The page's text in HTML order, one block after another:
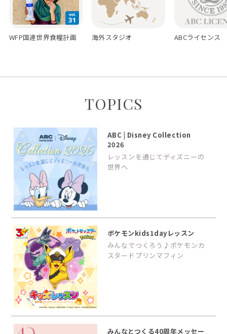
WFP国連世界食糧計画 海外スタジオ ABCライセンス
TOPICS
ABC | Disney Collection
2026
レッスンを通じてディズニーの
世界へ
ポケモンkids1dayレッスン
みんなでつくろう♪ポケモンカ
スタードプリンマフィン
みんなとつくる40周年メッセー